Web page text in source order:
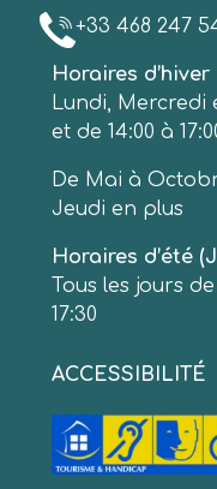
+33 468 247
Horaires d’hiver
Lundi, Mercredi
et de 14:00 à
De Mai à
Jeudi en plus
Horaires d’été
Tous les jours de
17:30
ACCESSIBILITÉ